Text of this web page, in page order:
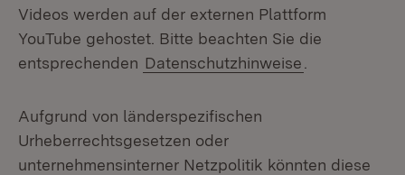
Videos werden auf der externen Plattform
YouTube gehostet. Bitte beachten Sie die
entsprechenden Datenschutzhinweise
Aufgrund von länderspezifischen
Urheberrechtsgesetzen oder
unternehmensinterner Netzpolitik könnten diese